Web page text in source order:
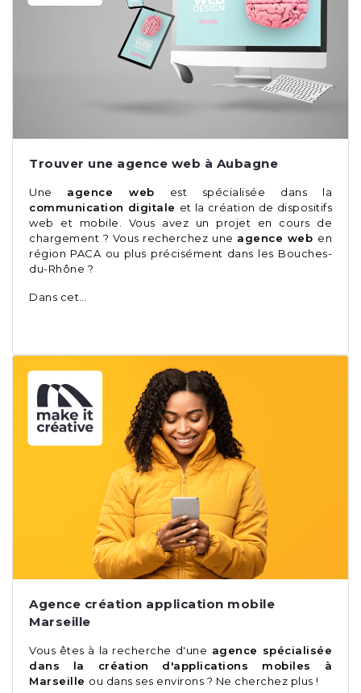
Trouver une agence web à Aubagne
Une agence web est spécialisée dans la
communication digitale et la création de dispositifs
web et mobile. Vous avez un projet en cours de
chargement ? Vous recherchez une agence web en
région PACA ou plus précisément dans les Bouches-
du-Rhône ?
Dans cet…
Agence création application mobile
Marseille
Vous êtes à la recherche d'une agence spécialisée
dans la création d'applications mobiles à
Marseille ou dans ses environs ? Ne cherchez plus !